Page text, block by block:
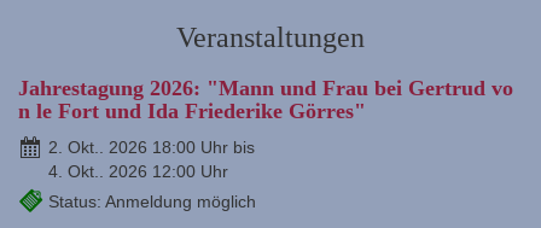
Veranstaltungen
Jahrestagung 2026: "Mann und Frau bei Gertrud vo
n le Fort und Ida Friederike Görres"
2. Okt.. 2026 18:00 Uhr bis
4. Okt.. 2026 12:00 Uhr
Status: Anmeldung möglich